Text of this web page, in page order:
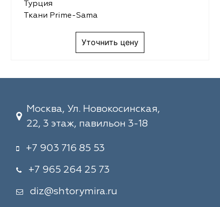
Турция
Ткани Prime-Sama
Уточнить цену
Москва, Ул. Новокосинская,
22, 3 этаж, павильон 3-18
+7 903 716 85 53
+7 965 264 25 73
diz@shtorymira.ru